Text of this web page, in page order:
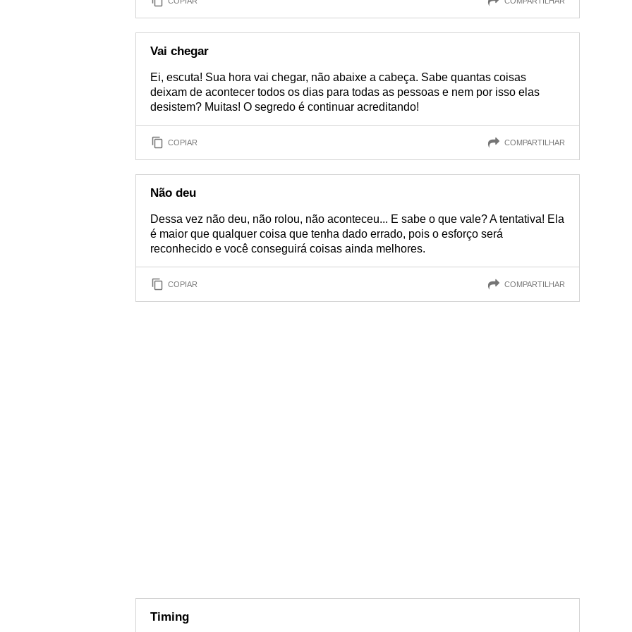
Vai chegar
Ei, escuta! Sua hora vai chegar, não abaixe a cabeça. Sabe quantas coisas
deixam de acontecer todos os dias para todas as pessoas e nem por isso elas
desistem? Muitas! O segredo é continuar acreditando!
COPIAR COMPARTILHAR
Não deu
Dessa vez não deu, não rolou, não aconteceu... E sabe o que vale? A tentativa! Ela
é maior que qualquer coisa que tenha dado errado, pois o esforço será
reconhecido e você conseguirá coisas ainda melhores.
COPIAR COMPARTILHAR
Timing